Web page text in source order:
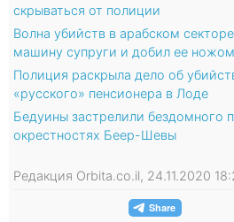
скрываться от полиции
Волна убийств в арабском
машину супруги и добил ее ножом
Полиция раскрыла дело об
«русского» пенсионера в Лоде
Бедуины застрелили бездомного
окрестностях Беер-Шевы
Редакция Orbita.co.il, 24.11.2020